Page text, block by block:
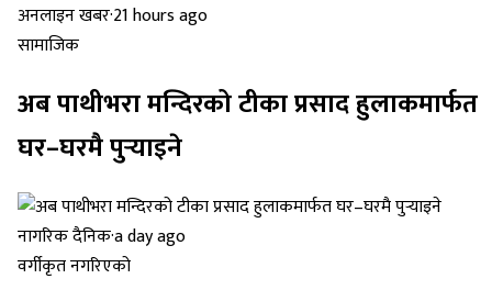
अनलाइन खबर·21 hours ago
सामाजिक
अब पाथीभरा मन्दिरको टीका प्रसाद हुलाकमार्फत
घर–घरमै पुर्‍याइने
नागरिक दैनिक·a day ago
वर्गीकृत नगरिएको